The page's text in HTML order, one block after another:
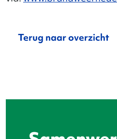
Terug naar overzicht